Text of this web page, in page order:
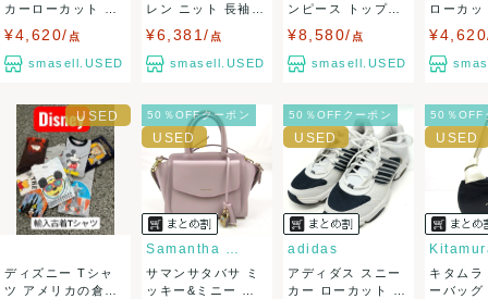
また商品には細心の注意をはらっておりますが、何かござい
い致します。対応できることがあれば、誠意をもって対応致
します。
また並行輸入品もございますので、真贋方法などお答えでき
ない場合もございます。
万が一、購入後に偽造品等が発覚しましたら、返品・返金に
カーローカット AW
¥4,620/ 点
smasell.USED
レン ニット 長袖
¥6,381/ 点
smasell.USED
ンピース トップス
¥8,580/ 点
smasell.USED
ローカ
ディズニー Tシャ
ツ アメリカの倉庫
50％OFFクーポン
Samantha Thavasa
サマンサタバサ ミ
ッキー&ミニー コ
50％OFFクーポン
adidas
アディダス スニー
カー ローカット B
50％OFF
キタムラ
ーバッ